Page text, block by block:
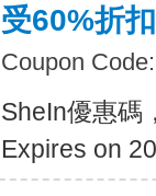
受60%折扣
Coupon Code:
SheIn優惠碼
Expires on